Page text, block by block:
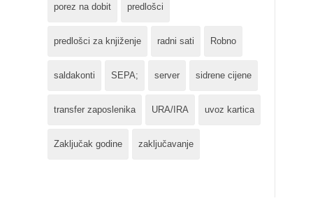
porez na dobit predlošci
predlošci za knjiženje radni sati Robno
saldakonti SEPA; server sidrene cijene
transfer zaposlenika URA/IRA uvoz kartica
Zaključak godine zaključavanje